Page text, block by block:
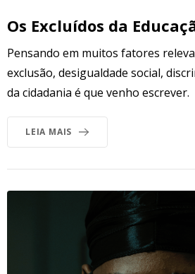
Os Excluídos da
Pensando em muitos fatores
exclusão, desigualdade social,
da cidadania é que venho escrever.
LEIA MAIS